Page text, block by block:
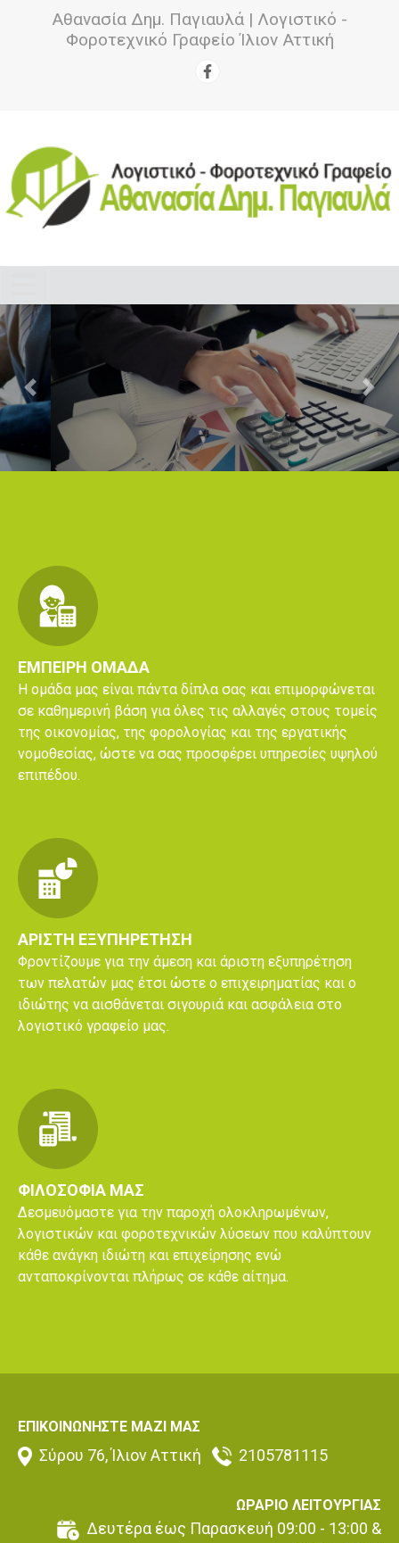
Αθανασία Δημ. Παγιαυλά | Λογιστικό -
Φοροτεχνικό Γραφείο Ίλιον Αττική
Previous
ΕΜΠΕΙΡΗ ΟΜΑΔΑ
Η ομάδα μας είναι πάντα δίπλα σας και επιμορφώνεται
σε καθημερινή βάση για όλες τις αλλαγές στους τομείς
της οικονομίας, της φορολογίας και της εργατικής
νομοθεσίας, ώστε να σας προσφέρει υπηρεσίες υψηλού
επιπέδου.
ΑΡΙΣΤΗ ΕΞΥΠΗΡΕΤΗΣΗ
Φροντίζουμε για την άμεση και άριστη εξυπηρέτηση
των πελατών μας έτσι ώστε ο επιχειρηματίας και ο
ιδιώτης να αισθάνεται σιγουριά και ασφάλεια στο
λογιστικό γραφείο μας.
ΦΙΛΟΣΟΦΙΑ ΜΑΣ
Δεσμευόμαστε για την παροχή ολοκληρωμένων,
λογιστικών και φοροτεχνικών λύσεων που καλύπτουν
κάθε ανάγκη ιδιώτη και επιχείρησης ενώ
ανταποκρίνονται πλήρως σε κάθε αίτημα.
ΕΠΙΚΟΙΝΩΝΗΣΤΕ ΜΑΖΙ ΜΑΣ
Σύρου 76, Ίλιον Αττική 2105781115
ΩΡΑΡΙΟ ΛΕΙΤΟΥΡΓΙΑΣ
Δευτέρα έως Παρασκευή 09:00 - 13:00 &